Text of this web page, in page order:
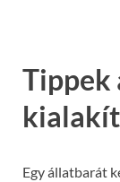
Tippek
Egy állatbarát